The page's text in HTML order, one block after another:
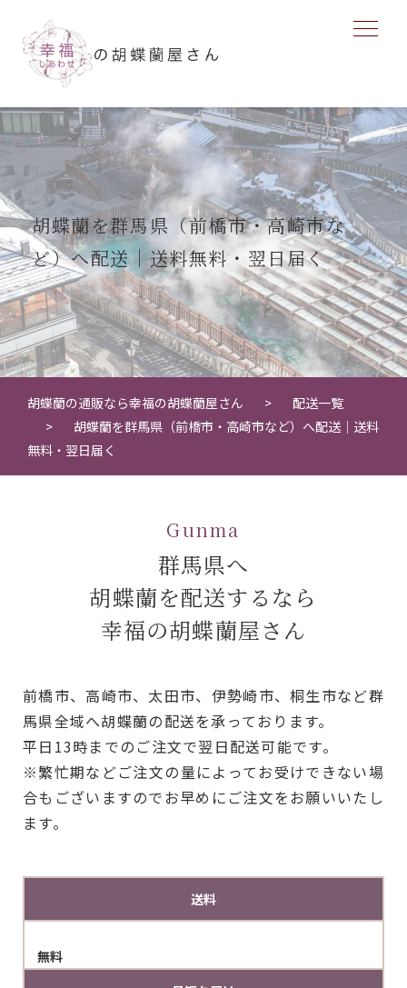
胡蝶蘭を群馬県（前橋市・高崎市な
ど）へ配送｜送料無料・翌日届く
胡蝶蘭の通販なら幸福の胡蝶蘭屋さん
配送一覧
胡蝶蘭を群馬県（前橋市・高崎市など）へ配送｜送料
無料・翌日届く
Gunma
群馬県へ
胡蝶蘭を配送するなら
幸福の胡蝶蘭屋さん
前橋市、高崎市、太田市、伊勢崎市、桐生市など群
馬県全域へ胡蝶蘭の配送を承っております。
平日13時までのご注文で翌日配送可能です。
※繁忙期などご注文の量によってお受けできない場
合もございますのでお早めにご注文をお願いいたし
ます。
送料
無料